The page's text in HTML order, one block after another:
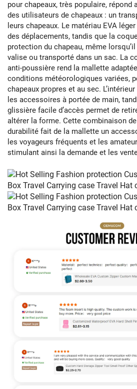
pour chapeaux, très populaire, répond
des utilisateurs de chapeaux : un
leurs chapeaux. Le matériau EVA
des déplacements, tandis que la
protection du chapeau, même
valise ou transporté dans un sac. La
anti-poussière rend la mallette
conditions météorologiques variées,
chapeaux propres et au sec.
les accessoires à portée de main,
glissière facile d’accès permet de
altérer la forme. Cette combinaison
durabilité fait de la mallette un
les voyageurs fréquents et les
stimulant ainsi la demande et les